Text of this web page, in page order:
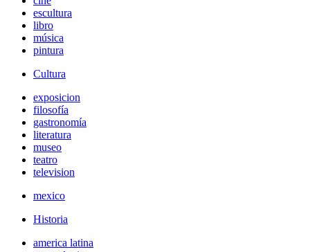
escultura
libro
música
pintura
Cultura
exposicion
filosofía
gastronomía
literatura
museo
teatro
television
mexico
Historia
america latina